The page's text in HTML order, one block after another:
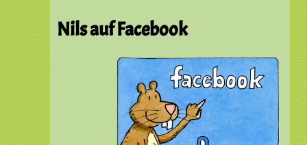
Nils auf Facebook